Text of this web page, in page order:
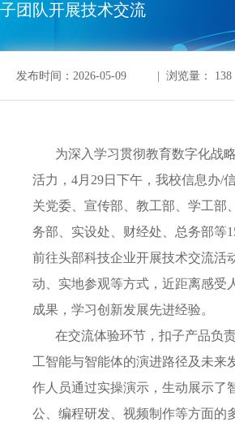
网络安全
信息化项目
联系我们
子团队开展技术交流
发布时间：2026-05-09 | 浏览量： 138
为深入学习贯彻教育数字化战
活力，4月29日下午，我校信息办/
关党委、宣传部、教工部、学工部
务部、实设处、财经处、总务部等
前往头部科技企业开展技术交流活
动、实地参观等方式，近距离感受
成果，学习创新发展先进经验。
在交流体验环节，扣子产品负责
工智能与智能体的演进路径及未来
作人员通过实操演示，生动展示了
公、编程研发、视频制作等方面的